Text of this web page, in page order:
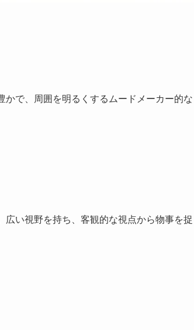
で、周囲を明るくするムードメーカー的な
い視野を持ち、客観的な視点から物事を捉